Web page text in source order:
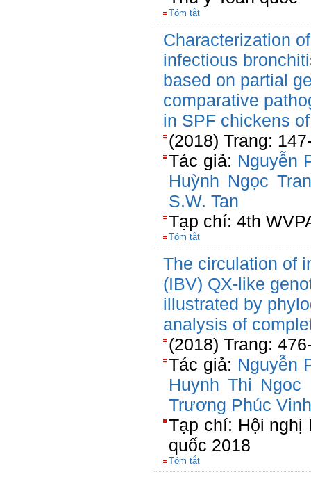
Tóm tắt
Characterization
infectious
based on partial
comparative
in SPF chickens
(2018) Trang:
Tác giả: Nguyễn
Huỳnh Ngọc
S.W. Tan
Tạp chí: 4th
Tóm tắt
The circulation of
(IBV) QX-like
illustrated by
analysis of
(2018) Trang:
Tác giả: Nguyễn
Huynh Thi Ngoc
Trương Phúc Vinh
Tạp chí: Hội nghị
quốc 2018
Tóm tắt